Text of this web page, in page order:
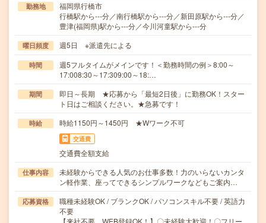
勤務地
福岡県行橋市
行橋駅から---分／南行橋駅から---分／新田原駅から---分／
豊津(福岡県)駅から---分／今川河童駅から---分
曜日頻度 週5日 ※派遣先による
時間
週5フルタイムがメインです！＜勤務時間の例＞8:00～
17:008:30～17:309:00～18:…
期間
即日～長期 ★応募から「最短2日後」に勤務OK！スター
ト日はご相談ください。★急募です！
時給 時給1150円～1450円 ★Wワーク不可
交通費
交通費全額支給
仕事内容
未経験からできる人気のお仕事多数！力のいらないカンタ
ン軽作業、座ってできるシンプルワークなどもご案内…
応募資格
職種未経験OK / ブランクOK / パソコンスキル不要 / 英語力
不要
【来社不要、WEB登録OK！】〇未経験大歓迎！〇フリー